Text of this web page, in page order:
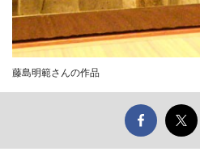
藤島明範さんの作品